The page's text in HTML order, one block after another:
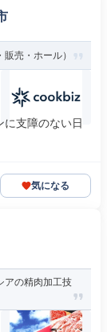
売・ホール）
支障のない日
気になる
アの精肉加工技